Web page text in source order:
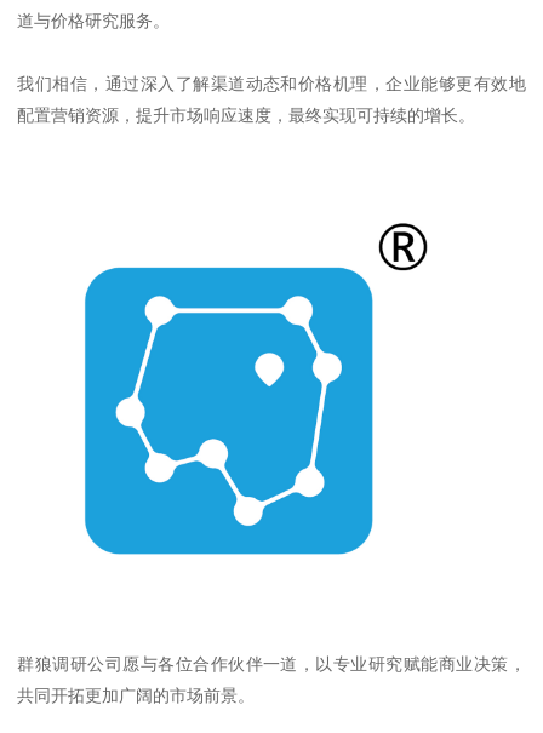
道与价格研究服务。
我们相信，通过深入了解渠道动态和价格机理，企业能够更有效地
配置营销资源，提升市场响应速度，最终实现可持续的增长。
群狼调研公司愿与各位合作伙伴一道，以专业研究赋能商业决策，
共同开拓更加广阔的市场前景。